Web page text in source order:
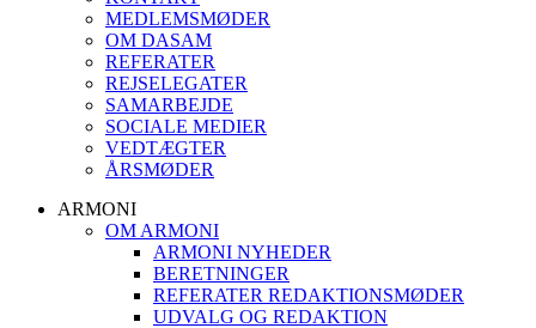
MEDLEMSMØDER
OM DASAM
REFERATER
REJSELEGATER
SAMARBEJDE
SOCIALE MEDIER
VEDTÆGTER
ÅRSMØDER
ARMONI
OM ARMONI
ARMONI NYHEDER
BERETNINGER
REFERATER REDAKTIONSMØDER
UDVALG OG REDAKTION